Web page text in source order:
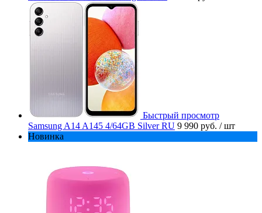
Быстрый просмотр
Samsung A14 A145 4/64GB Silver RU 9 990 руб. / шт
Новинка